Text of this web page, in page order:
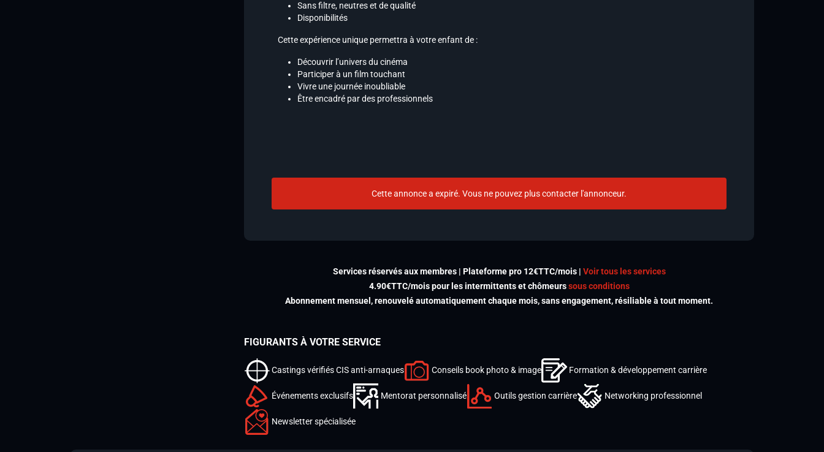
Sans filtre, neutres et de qualité
Disponibilités
Cette expérience unique permettra à votre enfant de :
Découvrir l’univers du cinéma
Participer à un film touchant
Vivre une journée inoubliable
Être encadré par des professionnels
Cette annonce a expiré. Vous ne pouvez plus contacter l'annonceur.
Services réservés aux membres | Plateforme pro 12€TTC/mois | Voir tous les services
4.90€TTC/mois pour les intermittents et chômeurssous conditions
Abonnement mensuel, renouvelé automatiquement chaque mois, sans engagement, résiliable à tout moment.
FIGURANTS À VOTRE SERVICE
Castings vérifiés CIS anti-arnaques Conseils book photo & image Formation & développement carrière
Événements exclusifs Mentorat personnalisé Outils gestion carrière Networking professionnel
Newsletter spécialisée